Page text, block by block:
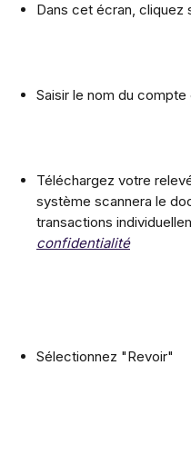
Dans cet écran,
Saisir le nom du
Téléchargez votre
système scannera le
transactions
confidentialité
Sélectionnez "Revoir"